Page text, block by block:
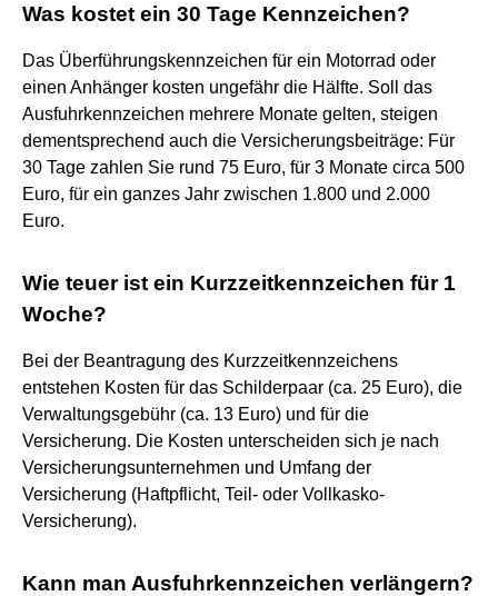
Was kostet ein 30 Tage Kennzeichen?
Das Überführungskennzeichen für ein Motorrad oder
einen Anhänger kosten ungefähr die Hälfte. Soll das
Ausfuhrkennzeichen mehrere Monate gelten, steigen
dementsprechend auch die Versicherungsbeiträge: Für
30 Tage zahlen Sie rund 75 Euro, für 3 Monate circa 500
Euro, für ein ganzes Jahr zwischen 1.800 und 2.000
Euro.
Wie teuer ist ein Kurzzeitkennzeichen für 1
Woche?
Bei der Beantragung des Kurzzeitkennzeichens
entstehen Kosten für das Schilderpaar (ca. 25 Euro), die
Verwaltungsgebühr (ca. 13 Euro) und für die
Versicherung. Die Kosten unterscheiden sich je nach
Versicherungsunternehmen und Umfang der
Versicherung (Haftpflicht, Teil- oder Vollkasko-
Versicherung).
Kann man Ausfuhrkennzeichen verlängern?